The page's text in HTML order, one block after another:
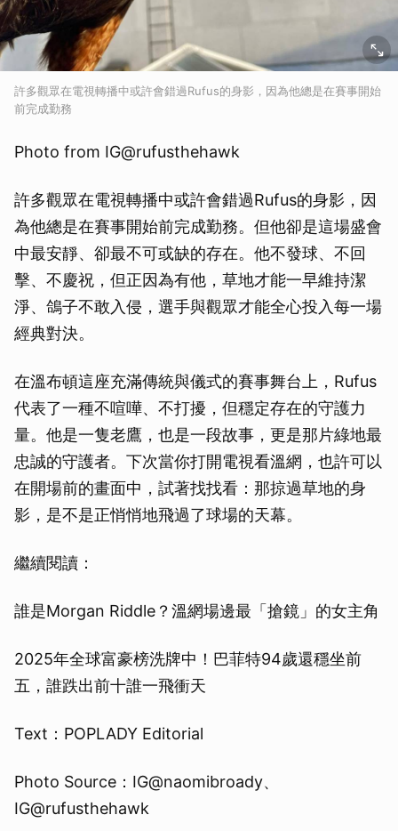
許多觀眾在電視轉播中或許會錯過Rufus的身影，因為他總是在賽事開始
前完成勤務
Photo from IG@rufusthehawk
許多觀眾在電視轉播中或許會錯過Rufus的身影，因
為他總是在賽事開始前完成勤務。但他卻是這場盛會
中最安靜、卻最不可或缺的存在。他不發球、不回
擊、不慶祝，但正因為有他，草地才能一早維持潔
淨、鴿子不敢入侵，選手與觀眾才能全心投入每一場
經典對決。
在溫布頓這座充滿傳統與儀式的賽事舞台上，Rufus
代表了一種不喧嘩、不打擾，但穩定存在的守護力
量。他是一隻老鷹，也是一段故事，更是那片綠地最
忠誠的守護者。下次當你打開電視看溫網，也許可以
在開場前的畫面中，試著找找看：那掠過草地的身
影，是不是正悄悄地飛過了球場的天幕。
繼續閱讀：
誰是Morgan Riddle？溫網場邊最「搶鏡」的女主角
2025年全球富豪榜洗牌中！巴菲特94歲還穩坐前
五，誰跌出前十誰一飛衝天
Text：POPLADY Editorial
Photo Source：IG@naomibroady、
IG@rufusthehawk
取消